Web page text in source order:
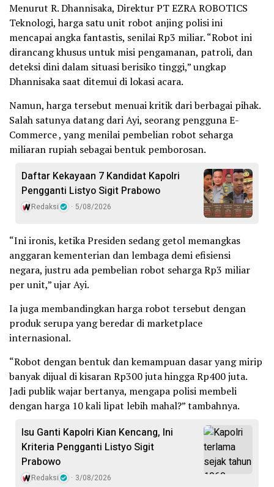
Menurut R. Dhannisaka, Direktur PT EZRA ROBOTICS
Teknologi, harga satu unit robot anjing polisi ini
mencapai angka fantastis, senilai Rp3 miliar. “Robot ini
dirancang khusus untuk misi pengamanan, patroli, dan
deteksi dini dalam situasi berisiko tinggi,” ungkap
Dhannisaka saat ditemui di lokasi acara.
Namun, harga tersebut menuai kritik dari berbagai pihak.
Salah satunya datang dari Ayi, seorang pengguna E-
Commerce , yang menilai pembelian robot seharga
miliaran rupiah sebagai bentuk pemborosan.
Daftar Kekayaan 7 Kandidat Kapolri
Pengganti Listyo Sigit Prabowo
Redaksi 5/08/2026
“Ini ironis, ketika Presiden sedang getol memangkas
anggaran kementerian dan lembaga demi efisiensi
negara, justru ada pembelian robot seharga Rp3 miliar
per unit,” ujar Ayi.
Ia juga membandingkan harga robot tersebut dengan
produk serupa yang beredar di marketplace
internasional.
“Robot dengan bentuk dan kemampuan dasar yang mirip
banyak dijual di kisaran Rp300 juta hingga Rp400 juta.
Jadi publik wajar bertanya, mengapa polisi membeli
dengan harga 10 kali lipat lebih mahal?” tambahnya.
Isu Ganti Kapolri Kian Kencang, Ini
Kriteria Pengganti Listyo Sigit
Prabowo
Redaksi 3/08/2026